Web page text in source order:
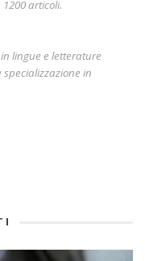
articoli.
lingue e letterature
in